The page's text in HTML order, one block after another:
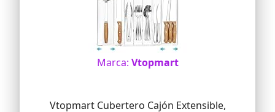
Marca: Vtopmart
Vtopmart Cubertero Cajón Extensible,